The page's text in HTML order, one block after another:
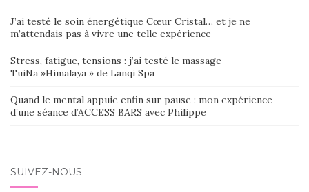
J’ai testé le soin énergétique Cœur Cristal… et je ne
m’attendais pas à vivre une telle expérience
Stress, fatigue, tensions : j’ai testé le massage
TuiNa »Himalaya » de Lanqi Spa
Quand le mental appuie enfin sur pause : mon expérience
d’une séance d’ACCESS BARS avec Philippe
SUIVEZ-NOUS